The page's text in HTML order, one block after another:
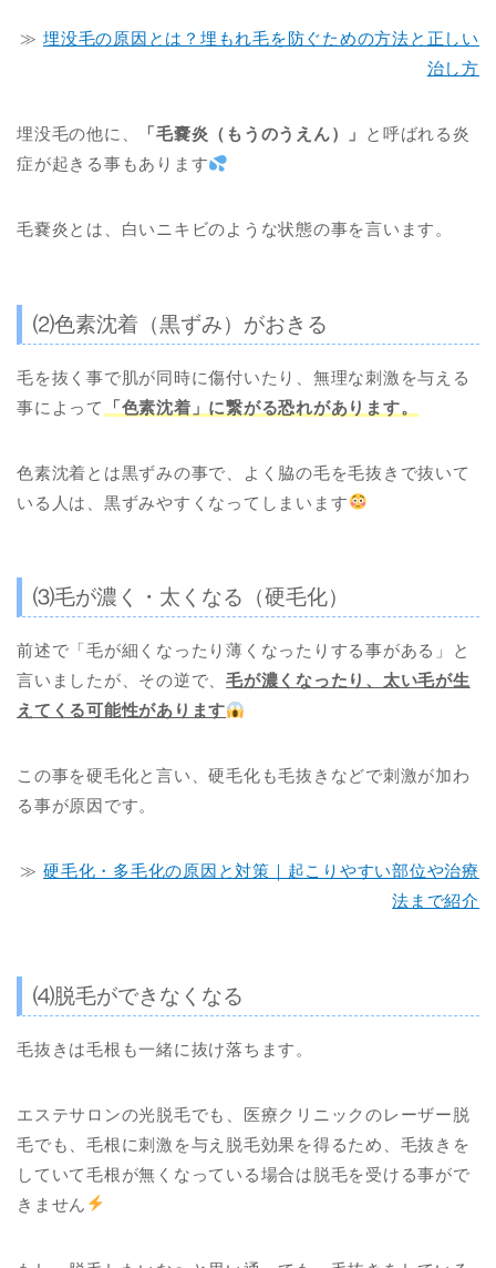
≫ 埋没毛の原因とは？埋もれ毛を防ぐための方法と正しい
治し方
埋没毛の他に、 「毛嚢炎（もうのうえん）」
と呼ばれる炎
症が起きる事もあります
毛嚢炎とは、白いニキビのような状態の事を言います。
⑵色素沈着（黒ずみ）がおきる
毛を抜く事で肌が同時に傷付いたり、無理な刺激を与える
事によって
「色素沈着」に繋がる恐れがあります。
色素沈着とは黒ずみの事で、よく脇の毛を毛抜きで抜いて
いる人は、黒ずみやすくなってしまいます
⑶毛が濃く・太くなる（硬毛化）
前述で「毛が細くなったり薄くなったりする事がある」と
言いましたが、その逆で、毛が濃くなったり、太い毛が生
えてくる可能性があります
この事を硬毛化と言い、硬毛化も毛抜きなどで刺激が加わ
る事が原因です。
≫ 硬毛化・多毛化の原因と対策｜起こりやすい部位や治療
法まで紹介
⑷脱毛ができなくなる
毛抜きは毛根も一緒に抜け落ちます。
エステサロンの光脱毛でも、医療クリニックのレーザー脱
毛でも、毛根に刺激を与え脱毛効果を得るため、毛抜きを
していて毛根が無くなっている場合は脱毛を受ける事がで
きません